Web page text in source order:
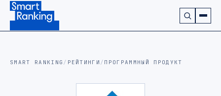
Подписаться на наш канал в Telegram (откроется в
SMART RANKING / РЕЙТИНГИ / ПРОГРАММНЫЙ ПРОДУКТ